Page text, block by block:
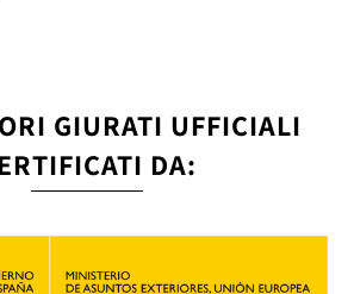
GIURATI UFFICIALI
DA: